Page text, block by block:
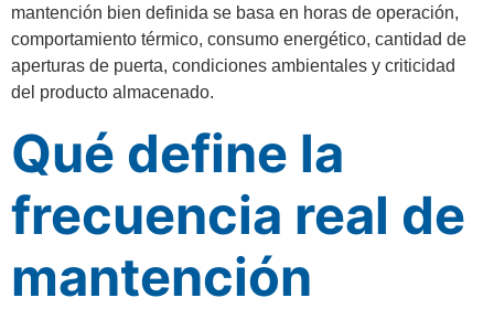
mantención bien definida se basa en horas de operación,
comportamiento térmico, consumo energético, cantidad de
aperturas de puerta, condiciones ambientales y criticidad
del producto almacenado.
Qué define la
frecuencia real de
mantención